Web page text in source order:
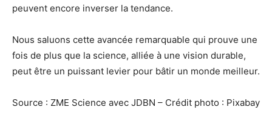
peuvent encore inverser la tendance.
Nous saluons cette avancée remarquable qui prouve une
fois de plus que la science, alliée à une vision durable,
peut être un puissant levier pour bâtir un monde meilleur.
Source : ZME Science avec JDBN – Crédit photo : Pixabay